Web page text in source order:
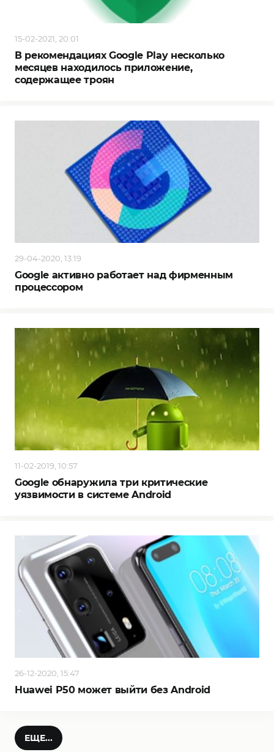
15-02-2021, 20:01
В рекомендациях Google Play несколько
месяцев находилось приложение,
содержащее троян
29-04-2020, 13:19
Google активно работает над фирменным
процессором
11-02-2019, 10:57
Google обнаружила три критические
уязвимости в системе Android
26-12-2020, 15:47
Huawei P50 может выйти без Android
ЕЩЕ...